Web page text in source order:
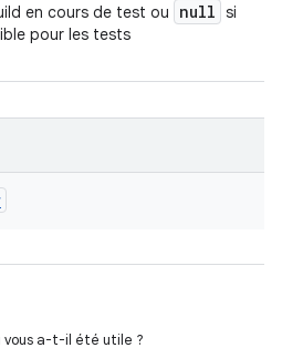
en cours de test ou null si
pour les tests
vous a-t-il été utile ?